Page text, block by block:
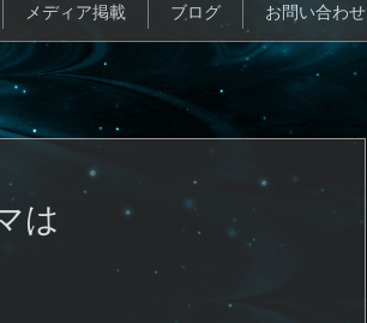
メディア掲載 ブログ お問い合わせ
は